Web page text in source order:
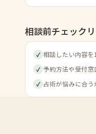
相談前チェック
✓ 相談したい内容を
✓ 予約方法や受付
✓ 占術が悩みに合